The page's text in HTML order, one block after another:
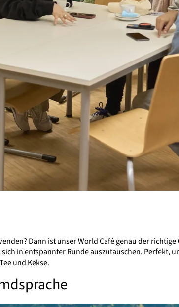
Dann ist unser World Café genau der
in entspannter Runde auszutauschen.
und Kekse.